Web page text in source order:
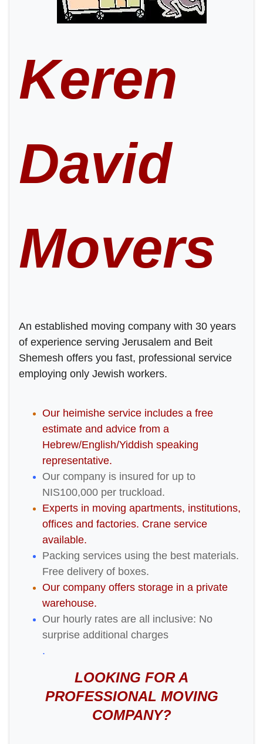
Keren
David
Movers
An established moving company with 30 years
of experience serving Jerusalem and Beit
Shemesh offers you fast, professional service
employing only Jewish workers.
Our heimishe service includes a free
estimate and advice from a
Hebrew/English/Yiddish speaking
representative.
Our company is insured for up to
NIS100,000 per truckload.
Experts in moving apartments, institutions,
offices and factories. Crane service
available.
Packing services using the best materials.
Free delivery of boxes.
Our company offers storage in a private
warehouse.
Our hourly rates are all inclusive: No
surprise additional charges
.
LOOKING FOR A
PROFESSIONAL MOVING
COMPANY?